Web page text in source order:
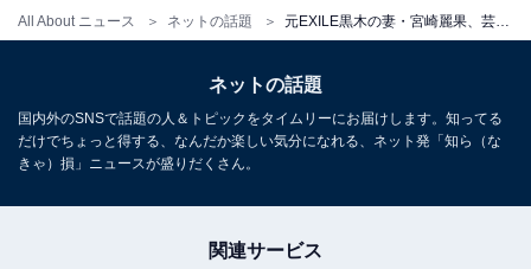
All About ニュース ネットの話題
ネットの話題
国内外のSNSで話題の人＆トピックをタイムリーにお届けします。知ってる
だけでちょっと得する、なんだか楽しい気分になれる、ネット発「知ら（な
きゃ）損」ニュースが盛りだくさん。
関連サービス